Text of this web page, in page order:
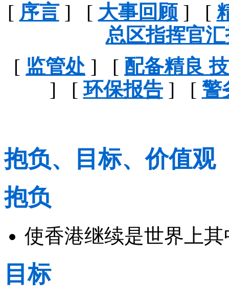
[ 序言] [ 大事回顾] [
总区指挥官
[ 监管处 ] [ 配备精良
] [环保报告] [ 警
抱负、目标、价值观
抱负
使香港继续是世界上
目标